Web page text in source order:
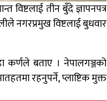
विष्टलाई तीन बुँदे ज्ञापनपत्र
नगरप्रमुख विष्टलाई बुधवार
कर्णले बताए । नेपालगञ्जको
रहनुपर्ने, प्लाष्टिक मुक्त